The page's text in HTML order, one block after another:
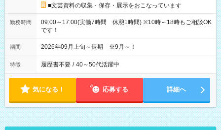
■文芸資料の収集・保存・展示をおこなっています
勤務時間
09:00～17:00(実働7時間 休憩1時間) ※10時～18時もご相談OK
です！
期間 2026年09月上旬～長期 ※9月～！
特徴 履歴書不要 / 40～50代活躍中
気になる！ 応募する 詳細へ